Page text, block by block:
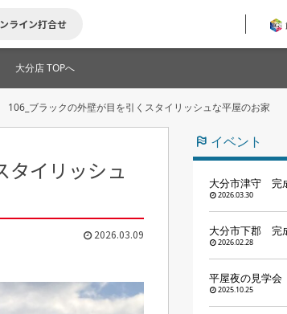
ライン打合せ
ユニ
テ
建
シミ
大分店 TOPへ
106_ブラックの外壁が目を引くスタイリッシュな平屋のお家
タイリッシュ
2026.03.09
イベント
大分市津守 完
2026.03.30
大分市下郡 完
2026.02.28
平屋夜の見学会
2025.10.25